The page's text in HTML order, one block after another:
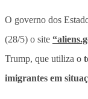
O governo dos
(28/5) o site
Trump, que utiliza o
imigrantes em